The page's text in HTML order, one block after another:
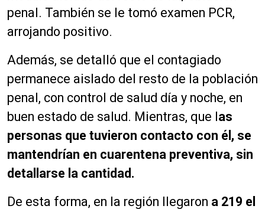
penal. También se le tomó examen PCR,
arrojando positivo.
Además, se detalló que el contagiado
permanece aislado del resto de la población
penal, con control de salud día y noche, en
buen estado de salud. Mientras, que las
personas que tuvieron contacto con él, se
mantendrían en cuarentena preventiva, sin
detallarse la cantidad.
De esta forma, en la región llegaron a 219 el